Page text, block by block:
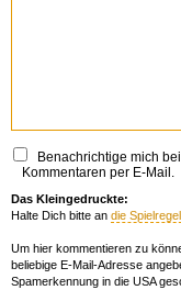
Benachrichtige mich
Kommentaren per E-Mail.
Das Kleingedruckte:
Halte Dich bitte an die
Um hier kommentieren zu
beliebige E-Mail-Adresse
Spamerkennung in die USA